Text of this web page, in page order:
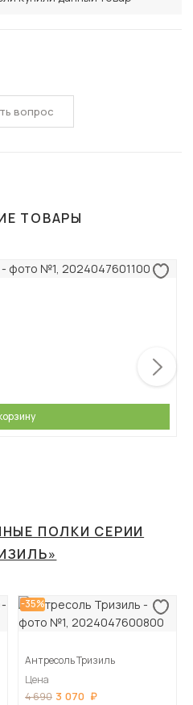
вопрос
ТОВАРЫ
ПОЛКИ СЕРИИ
-35%
Антресоль Тризиль
Цена
4 690 3 070